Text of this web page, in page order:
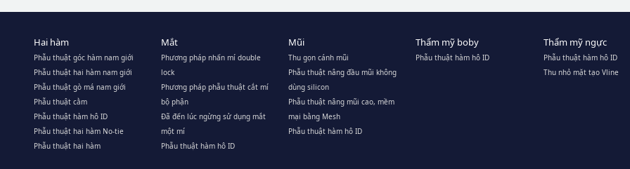
Hai hàm
Phẫu thuật góc hàm nam giới
Phẫu thuật hai hàm nam giới
Phẫu thuật gò má nam giới
Phẫu thuật cằm
Phẫu thuật hàm hô ID
Phẫu thuật hai hàm No-tie
Phẫu thuật hai hàm
Mắt
Phương pháp nhấn mí double
lock
Phương pháp phẫu thuật cắt mí
bộ phận
Đã đến lúc ngừng sử dụng mắt
một mí
Phẫu thuật hàm hô ID
Mũi
Thu gọn cánh mũi
Phẫu thuật nâng đầu mũi không
dùng silicon
Phẫu thuật nâng mũi cao, mềm
mại bằng Mesh
Phẫu thuật hàm hô ID
Thẩm mỹ boby
Phẫu thuật hàm hô ID
Thẩm mỹ ngực
Phẫu thuật hàm hô ID
Thu nhỏ mặt tạo Vline